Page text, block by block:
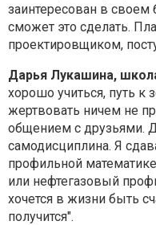
заинтересован в
сможет это сделать.
проектировщиком,
Дарья Лукашина,
хорошо учиться, путь
жертвовать ничем не
общением с друзьями.
самодисциплина. Я
профильной
или нефтегазовый
хочется в жизни быть
получится".